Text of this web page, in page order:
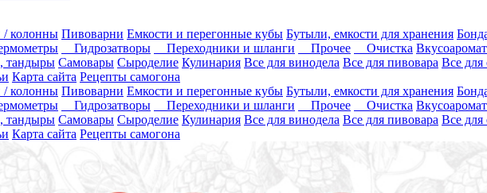
/ колонны Пивоварни Емкости и перегонные кубы Бутыли, емкости для хранения
Гидрозатворы Переходники и шланги Прочее Очистка
тандыры Самовары Сыроделие Кулинария Все для винодела Все для пивовара Все для
Карта сайта Рецепты самогона
/ колонны Пивоварни Емкости и перегонные кубы Бутыли, емкости для хранения
Гидрозатворы Переходники и шланги Прочее Очистка
тандыры Самовары Сыроделие Кулинария Все для винодела Все для пивовара Все для
Карта сайта Рецепты самогона